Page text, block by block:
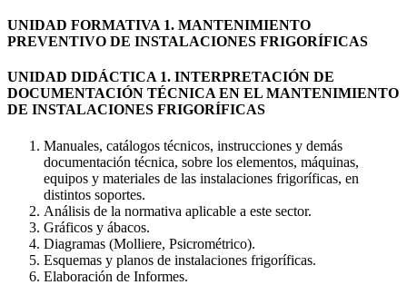
UNIDAD FORMATIVA 1. MANTENIMIENTO
PREVENTIVO DE INSTALACIONES FRIGORÍFICAS
UNIDAD DIDÁCTICA 1. INTERPRETACIÓN DE
DOCUMENTACIÓN TÉCNICA EN EL MANTENIMIENTO
DE INSTALACIONES FRIGORÍFICAS
Manuales, catálogos técnicos, instrucciones y demás
documentación técnica, sobre los elementos, máquinas,
equipos y materiales de las instalaciones frigoríficas, en
distintos soportes.
Análisis de la normativa aplicable a este sector.
Gráficos y ábacos.
Diagramas (Molliere, Psicrométrico).
Esquemas y planos de instalaciones frigoríficas.
Elaboración de Informes.